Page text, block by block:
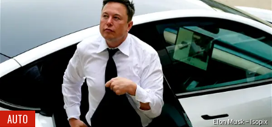
Elon Musk – Isopix
AUTO